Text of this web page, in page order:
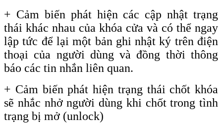
+ Cảm biến phát hiện các cập nhật trạng
thái khác nhau của khóa cửa và có thể ngay
lập tức để lại một bản ghi nhật ký trên điện
thoại của người dùng và đồng thời thông
báo các tin nhắn liên quan.
+ Cảm biến phát hiện trạng thái chốt khóa
sẽ nhắc nhở người dùng khi chốt trong tình
trạng bị mở (unlock)